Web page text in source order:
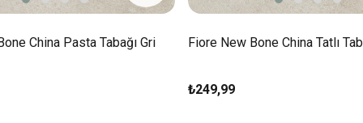
China Pasta Tabağı Gri Fiore New Bone China Tatlı
₺249,99